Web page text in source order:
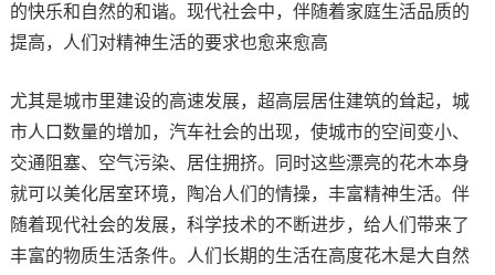
的快乐和自然的和谐。现代社会中，伴随着家庭生活品质的
提高，人们对精神生活的要求也愈来愈高
尤其是城市里建设的高速发展，超高层居住建筑的耸起，城
市人口数量的增加，汽车社会的出现，使城市的空间变小、
交通阻塞、空气污染、居住拥挤。同时这些漂亮的花木本身
就可以美化居室环境，陶冶人们的情操，丰富精神生活。伴
随着现代社会的发展，科学技术的不断进步，给人们带来了
丰富的物质生活条件。人们长期的生活在高度花木是大自然